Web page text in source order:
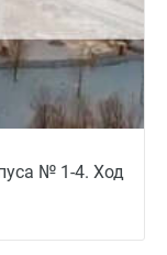
№ 1-4. Ход